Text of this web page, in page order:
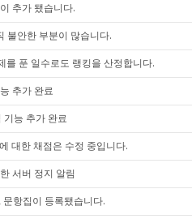
추가 됐습니다.
불안한 부분이 많습니다.
를 푼 일수로도 랭킹을 산정합니다.
추가 완료
기능 추가 완료
대한 채점은 수정 중입니다.
서버 정지 알림
문항집이 등록됐습니다.